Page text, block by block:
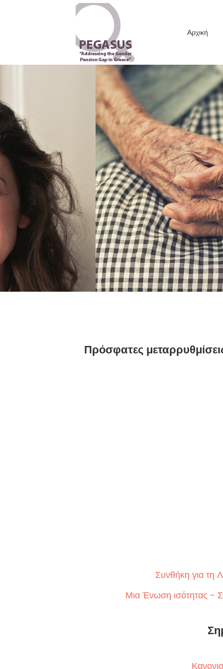
Αρχική
Πρόσφατες
Συνθήκη για τη
Μια Ένωση ισότητας -